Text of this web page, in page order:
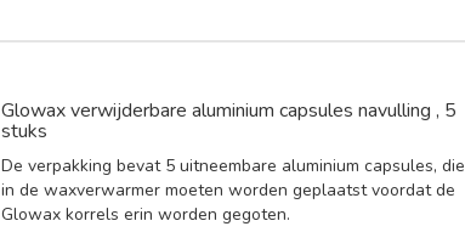
Glowax verwijderbare aluminium capsules navulling , 5
stuks
De verpakking bevat 5 uitneembare aluminium capsules, die
in de waxverwarmer moeten worden geplaatst voordat de
Glowax korrels erin worden gegoten.